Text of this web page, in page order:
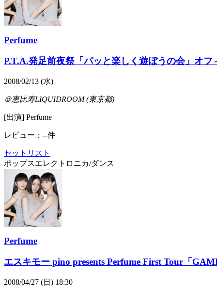
Perfume
P.T.A.発足前夜祭「パッと楽しく遊ぼうの会」オ
2008/02/13 (水)
＠恵比寿LIQUIDROOM (東京都)
[出演] Perfume
レビュー：--件
セットリスト
ポップスエレクトロニカ/ダンス
Perfume
エスキモー pino presents Perfume First Tour「
2008/04/27 (日) 18:30